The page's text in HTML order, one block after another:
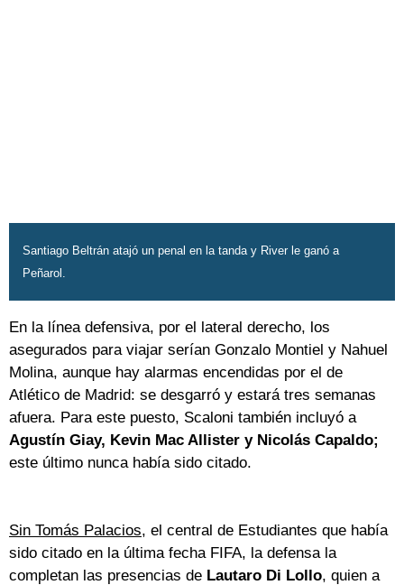
Santiago Beltrán atajó un penal en la tanda y River le ganó a
Peñarol.
En la línea defensiva, por el lateral derecho, los
asegurados para viajar serían Gonzalo Montiel y Nahuel
Molina, aunque hay alarmas encendidas por el de
Atlético de Madrid: se desgarró y estará tres semanas
afuera. Para este puesto, Scaloni también incluyó a
Agustín Giay, Kevin Mac Allister y Nicolás Capaldo;
este último nunca había sido citado.
Sin Tomás Palacios, el central de Estudiantes que había
sido citado en la última fecha FIFA, la defensa la
completan las presencias de Lautaro Di Lollo, quien a